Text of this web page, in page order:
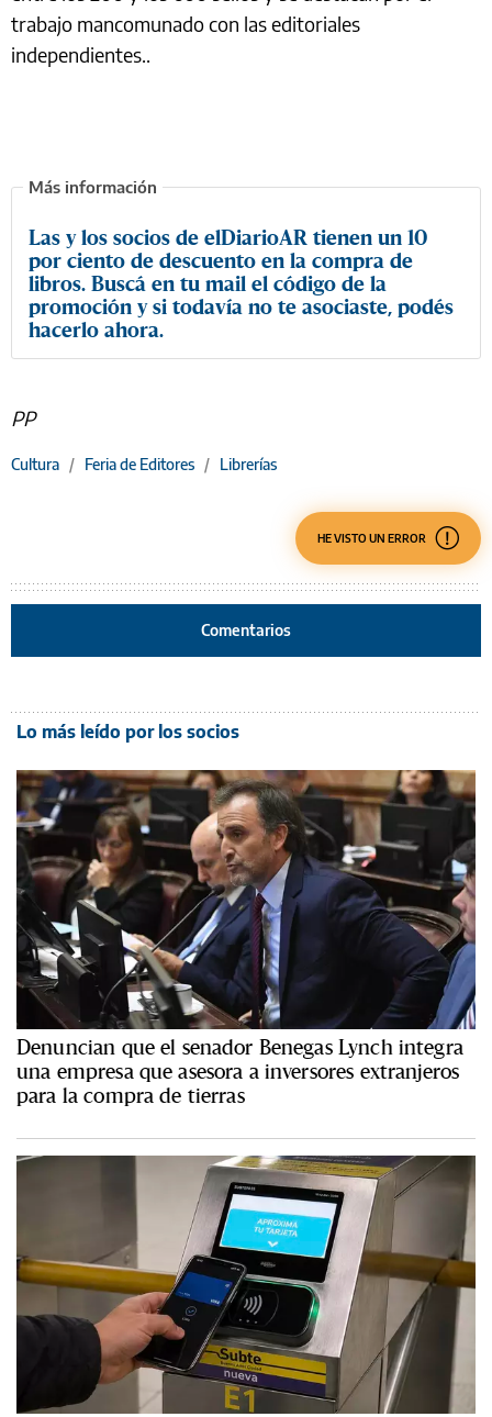
trabajo mancomunado con las editoriales
independientes..
Las y los socios de elDiarioAR tienen un 10
por ciento de descuento en la compra de
libros. Buscá en tu mail el código de la
promoción y si todavía no te asociaste, podés
hacerlo ahora.
PP
Cultura / Feria de Editores / Librerías
HE VISTO UN ERROR
Comentarios
Lo más leído por los socios
Denuncian que el senador Benegas Lynch integra
una empresa que asesora a inversores extranjeros
para la compra de tierras